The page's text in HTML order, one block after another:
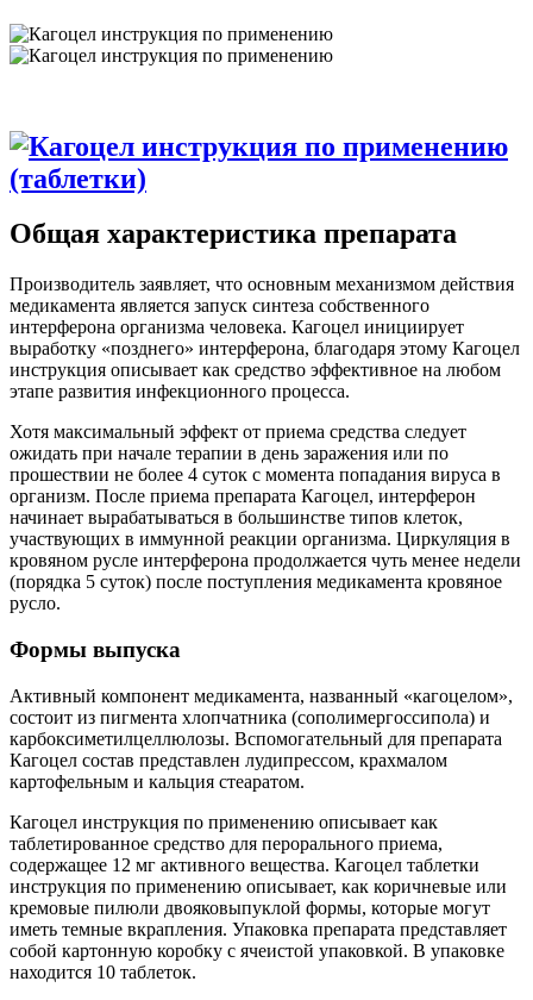
Общая характеристика препарата
Производитель заявляет, что основным механизмом действия
медикамента является запуск синтеза собственного
интерферона организма человека. Кагоцел инициирует
выработку «позднего» интерферона, благодаря этому Кагоцел
инструкция описывает как средство эффективное на любом
этапе развития инфекционного процесса.
Хотя максимальный эффект от приема средства следует
ожидать при начале терапии в день заражения или по
прошествии не более 4 суток с момента попадания вируса в
организм. После приема препарата Кагоцел, интерферон
начинает вырабатываться в большинстве типов клеток,
участвующих в иммунной реакции организма. Циркуляция в
кровяном русле интерферона продолжается чуть менее недели
(порядка 5 суток) после поступления медикамента кровяное
русло.
Формы выпуска
Активный компонент медикамента, названный «кагоцелом»,
состоит из пигмента хлопчатника (сополимергоссипола) и
карбоксиметилцеллюлозы. Вспомогательный для препарата
Кагоцел состав представлен лудипрессом, крахмалом
картофельным и кальция стеаратом.
Кагоцел инструкция по применению описывает как
таблетированное средство для перорального приема,
содержащее 12 мг активного вещества. Кагоцел таблетки
инструкция по применению описывает, как коричневые или
кремовые пилюли двояковыпуклой формы, которые могут
иметь темные вкрапления. Упаковка препарата представляет
собой картонную коробку с ячеистой упаковкой. В упаковке
находится 10 таблеток.